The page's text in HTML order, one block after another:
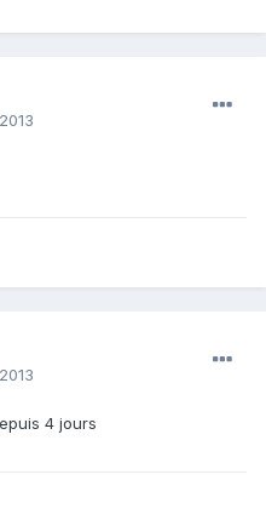
4 jours